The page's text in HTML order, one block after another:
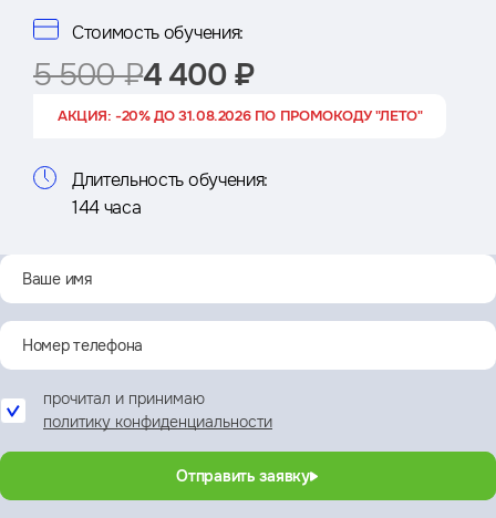
Стоимость обучения:
5 500 ₽4 400 ₽
АКЦИЯ: -20% ДО 31.08.2026 ПО ПРОМОКОДУ "ЛЕТО"
Длительность обучения:
144 часа
прочитал и принимаю
политику конфиденциальности
Отправить заявку